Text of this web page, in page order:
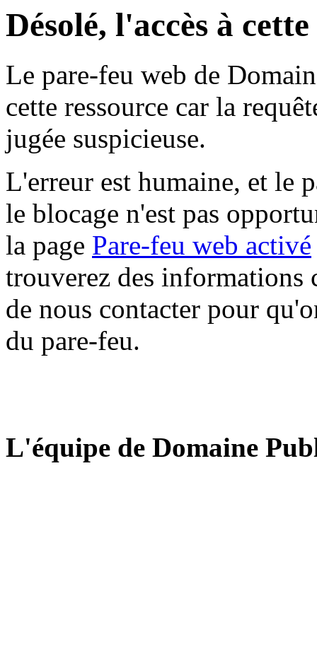
Désolé, l'accès à
Le pare-feu web de
cette ressource car la
jugée suspicieuse.
L'erreur est humaine, et le
le blocage n'est pas
la page Pare-feu web activé
trouverez des informations
de nous contacter pour
du pare-feu.
L'équipe de Domaine